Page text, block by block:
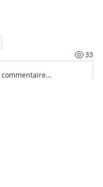
33